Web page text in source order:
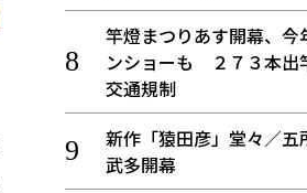
竿燈まつりあす開幕、今
ンショーも ２７３本出
交通規制
新作「猿田彦」堂々／五
武多開幕